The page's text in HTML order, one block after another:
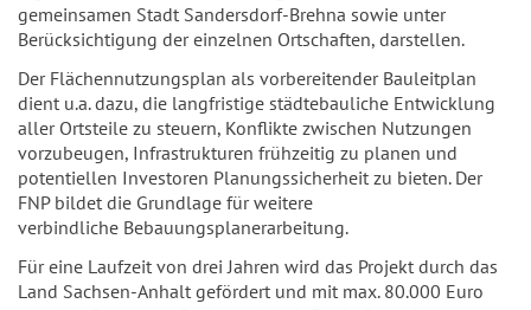
gemeinsamen Stadt Sandersdorf-Brehna sowie unter
Berücksichtigung der einzelnen Ortschaften, darstellen.
Der Flächennutzungsplan als vorbereitender Bauleitplan
dient u.a. dazu, die langfristige städtebauliche Entwicklung
aller Ortsteile zu steuern, Konflikte zwischen Nutzungen
vorzubeugen, Infrastrukturen frühzeitig zu planen und
potentiellen Investoren Planungssicherheit zu bieten. Der
FNP bildet die Grundlage für weitere
verbindliche Bebauungsplanerarbeitung.
Für eine Laufzeit von drei Jahren wird das Projekt durch das
Land Sachsen-Anhalt gefördert und mit max. 80.000 Euro